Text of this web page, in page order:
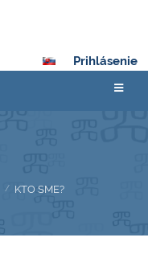
Prihlásenie
/ KTO SME?